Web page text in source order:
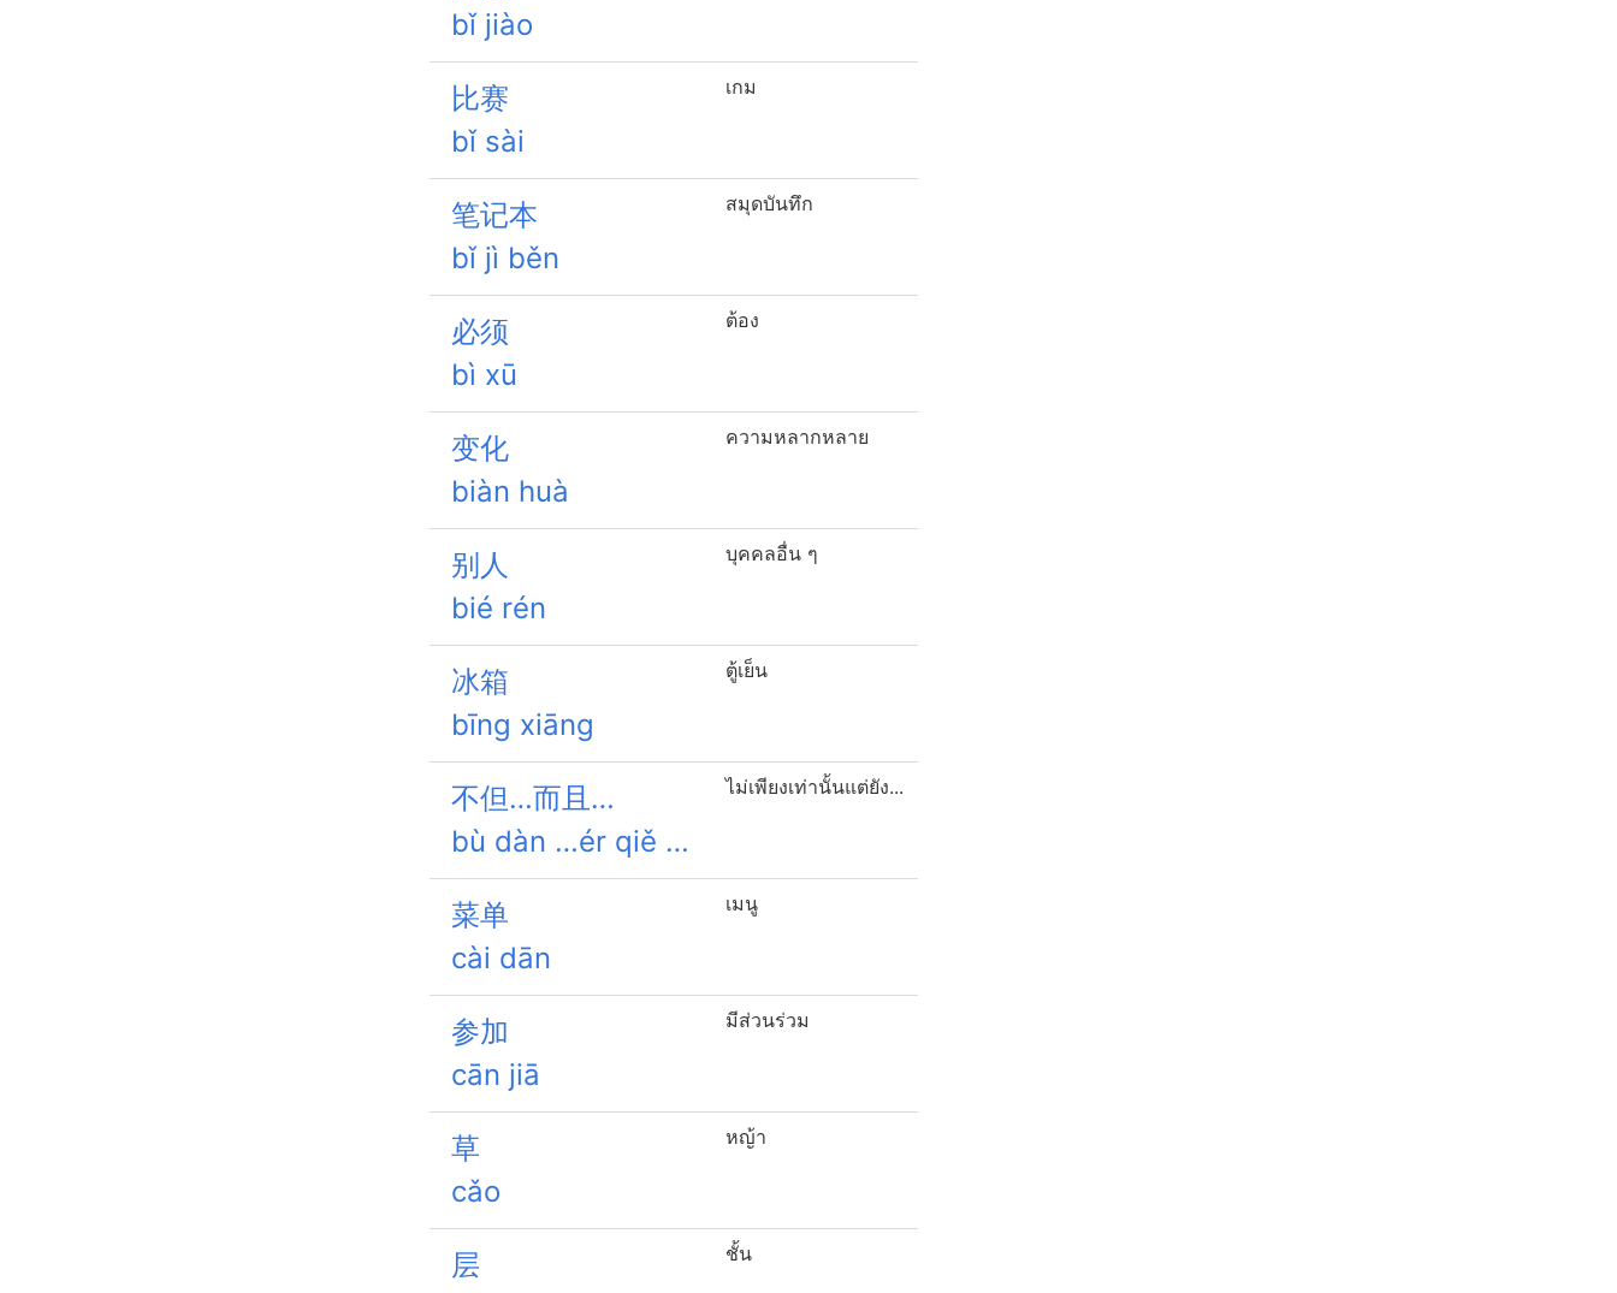
bǐ jiào
比赛
bǐ sài
เกม
笔记本
bǐ jì běn
สมุดบันทึก
必须
bì xū
ต้อง
变化
biàn huà
ความหลากหลาย
别人
bié rén
บุคคลอื่น ๆ
冰箱
bīng xiāng
ตู้เย็น
不但…而且…
bù dàn …ér qiě …
ไม่เพียงเท่านั้นแต่ยัง...
菜单
cài dān
เมนู
参加
cān jiā
มีส่วนร่วม
草
cǎo
หญ้า
层
ชั้น